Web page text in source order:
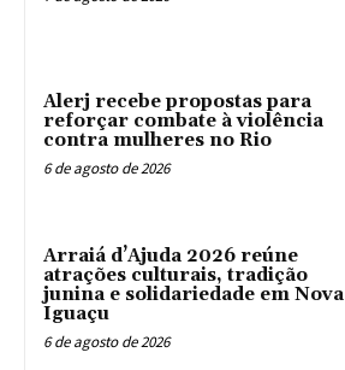
Alerj recebe propostas para
reforçar combate à violência
contra mulheres no Rio
6 de agosto de 2026
Arraiá d’Ajuda 2026 reúne
atrações culturais, tradição
junina e solidariedade em Nova
Iguaçu
6 de agosto de 2026